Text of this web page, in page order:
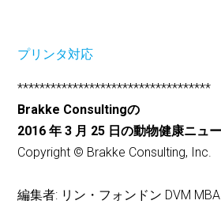
プリンタ対応
***********************************
Brakke Consultingの
2016 年 3 月 25 日の動物健康ニュ
Copyright © Brakke Consulting, Inc.
編集者: リン・フォンドン DVM MBA